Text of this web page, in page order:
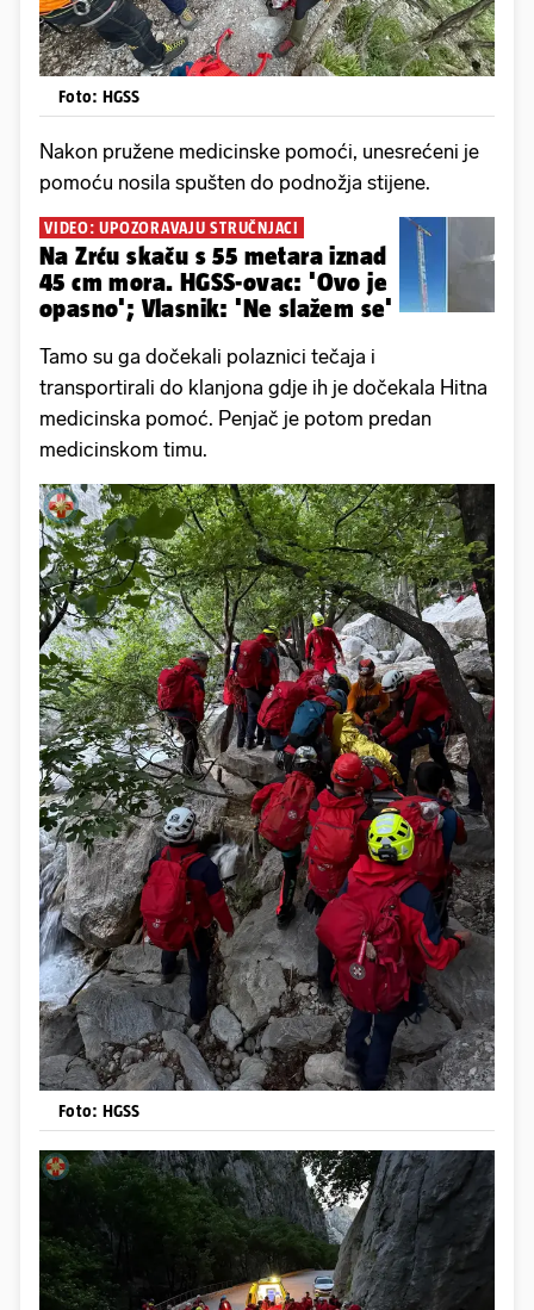
Foto: HGSS
Nakon pružene medicinske pomoći, unesrećeni je
pomoću nosila spušten do podnožja stijene.
VIDEO: UPOZORAVAJU STRUČNJACI
Na Zrću skaču s 55 metara iznad
45 cm mora. HGSS-ovac: 'Ovo je
opasno'; Vlasnik: 'Ne slažem se'
Tamo su ga dočekali polaznici tečaja i
transportirali do klanjona gdje ih je dočekala Hitna
medicinska pomoć. Penjač je potom predan
medicinskom timu.
Foto: HGSS